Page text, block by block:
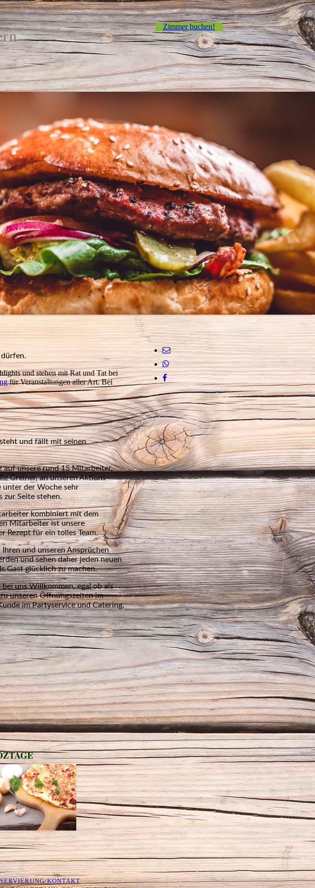
Zimmer buchen!
dürfen.
und stehen mit Rat und Tat bei
für Veranstaltungen aller Art. Bei
und fällt mit seinen
auf unsere rund 15 Mitarbeiter,
Greiner, an unseren Aktions–
unter der Woche sehr
zur Seite stehen.
kombiniert mit dem
Mitarbeiter ist unsere
Rezept für ein tolles Team.
und unseren Ansprüchen
und sehen daher jeden neuen
Gast glücklich zu machen.
uns Willkommen, egal ob als
unseren Öffnungszeiten im
im Partyservice und Catering.
KONTAKT